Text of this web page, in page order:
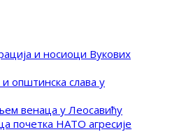
и носиоци Вукових
општинска слава у
венаца у Леосавићу
почетка НАТО агресије